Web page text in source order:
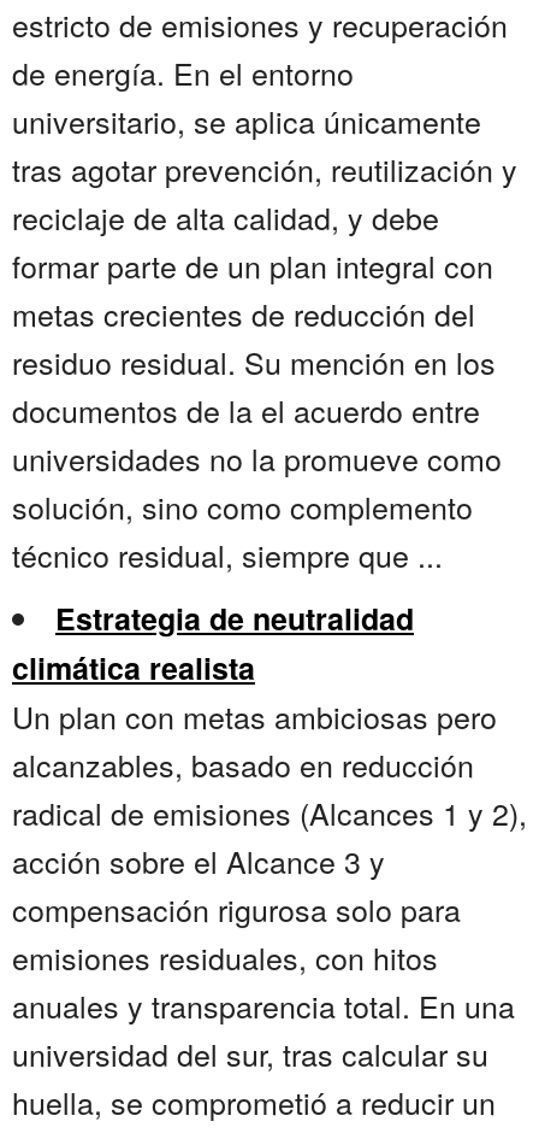
estricto de emisiones y recuperación
de energía. En el entorno
universitario, se aplica únicamente
tras agotar prevención, reutilización y
reciclaje de alta calidad, y debe
formar parte de un plan integral con
metas crecientes de reducción del
residuo residual. Su mención en los
documentos de la el acuerdo entre
universidades no la promueve como
solución, sino como complemento
técnico residual, siempre que ...
Estrategia de neutralidad
climática realista
Un plan con metas ambiciosas pero
alcanzables, basado en reducción
radical de emisiones (Alcances 1 y 2),
acción sobre el Alcance 3 y
compensación rigurosa solo para
emisiones residuales, con hitos
anuales y transparencia total. En una
universidad del sur, tras calcular su
huella, se comprometió a reducir un